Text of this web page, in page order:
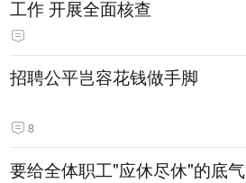
工作 开展全面核查
招聘公平岂容花钱做手脚
8
要给全体职工"应休尽休"的底气